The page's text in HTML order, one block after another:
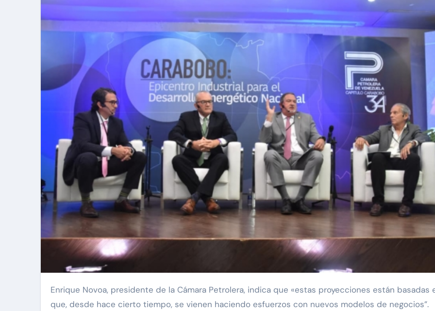
Enrique Novoa, presidente de la Cámara Petrolera, indica que «estas proyecciones están basadas en
que, desde hace cierto tiempo, se vienen haciendo esfuerzos con nuevos modelos de negocios”.